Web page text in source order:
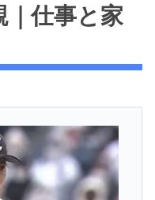
｜仕事と家